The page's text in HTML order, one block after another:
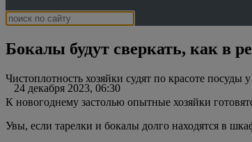
Бокалы будут сверкать, как в
24 декабря 2023, 06:30
Чистоплотность хозяйки судят по красоте
К новогоднему застолью опытные хозяйки
Увы, если тарелки и бокалы долго находятся в